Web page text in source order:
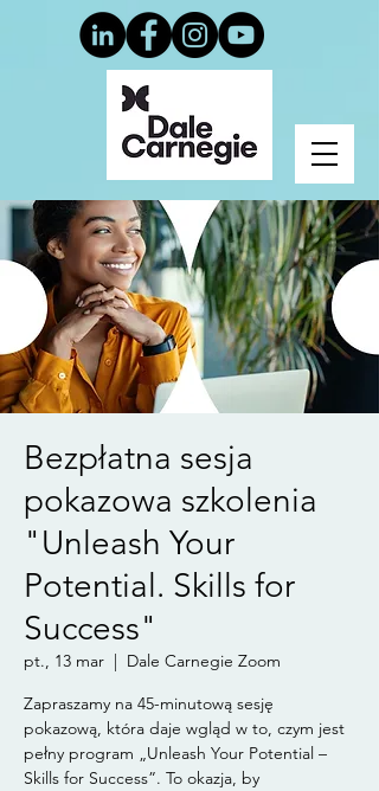
Bezpłatna sesja
pokazowa szkolenia
"Unleash Your
Potential. Skills for
Success"
pt., 13 mar
  |
Dale Carnegie Zoom
Zapraszamy na 45-minutową sesję
pokazową, która daje wgląd w to, czym jest
pełny program „Unleash Your Potential –
Skills for Success”. To okazja, by